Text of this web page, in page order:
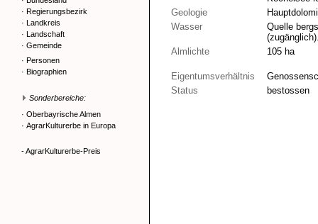
· Regierungsbezirk
· Landkreis
· Landschaft
· Gemeinde
· Personen
· Biographien
Sonderbereiche:
· Oberbayrische Almen
· AgrarKulturerbe in Europa
- AgrarKulturerbe-Preis
Geologie
Wasser
Quelle
Almlichte
105 ha
Eigentumsverhältnis
Status
bestossen